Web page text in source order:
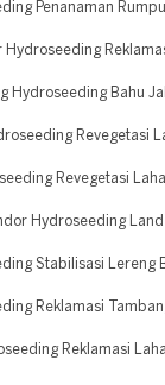
Penanaman
Hydroseeding Bahu
Revegetasi
Revegetasi
Hydroseeding
Stabilisasi Lereng
Reklamasi
Reklamasi